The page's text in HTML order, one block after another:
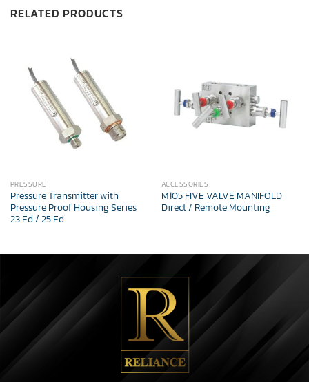
RELATED PRODUCTS
PRESSURE
Pressure Transmitter with
Pressure Proof Housing Series
23 Ed / 25 Ed
ACCESSORIES
M105 FIVE VALVE MANIFOLD
Direct / Remote Mounting